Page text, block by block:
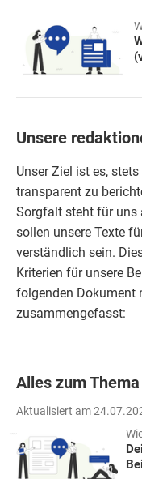
Unsere
Unser Ziel ist es,
transparent zu
Sorgfalt steht für uns
sollen unsere Texte
verständlich sein.
Kriterien für unsere
folgenden Dokument
zusammengefasst:
Alles zum Thema
Aktualisiert am